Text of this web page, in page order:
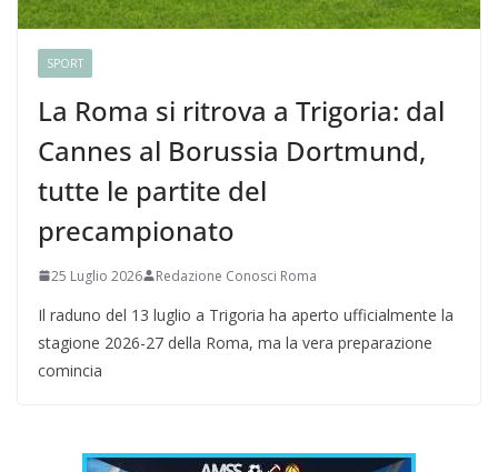
SPORT
La Roma si ritrova a Trigoria: dal
Cannes al Borussia Dortmund,
tutte le partite del
precampionato
25 Luglio 2026 Redazione Conosci Roma
Il raduno del 13 luglio a Trigoria ha aperto ufficialmente la
stagione 2026-27 della Roma, ma la vera preparazione
comincia